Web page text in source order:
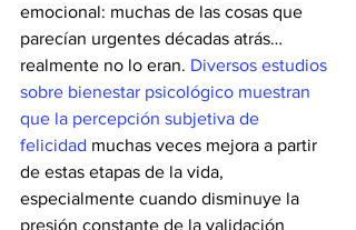
emocional: muchas de las cosas que
parecían urgentes décadas atrás…
realmente no lo eran. Diversos estudios
sobre bienestar psicológico muestran
que la percepción subjetiva de
felicidad muchas veces mejora a partir
de estas etapas de la vida,
especialmente cuando disminuye la
presión constante de la validación